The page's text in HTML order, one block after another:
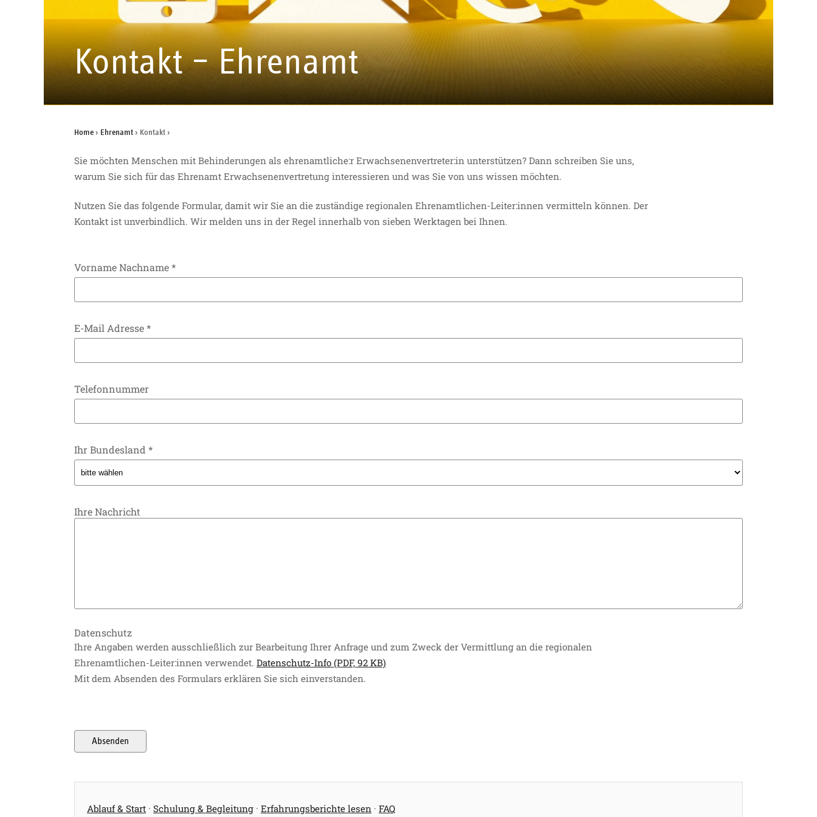
Kontakt – Ehrenamt
Home › Ehrenamt › Kontakt ›
Sie möchten Menschen mit Behinderungen als ehrenamtliche:r Erwachsenenvertreter:in unterstützen? Dann schreiben Sie uns,
warum Sie sich für das Ehrenamt Erwachsenenvertretung interessieren und was Sie von uns wissen möchten.
Nutzen Sie das folgende Formular, damit wir Sie an die zuständige regionalen Ehrenamtlichen-Leiter:innen vermitteln können. Der
Kontakt ist unverbindlich. Wir melden uns in der Regel innerhalb von sieben Werktagen bei Ihnen.
Vorname Nachname*
E-Mail Adresse*
Telefonnummer
Ihr Bundesland *
Ihre Nachricht
Datenschutz
Ihre Angaben werden ausschließlich zur Bearbeitung Ihrer Anfrage und zum Zweck der Vermittlung an die regionalen
Ehrenamtlichen-Leiter:innen verwendet. Datenschutz-Info (PDF, 92 KB)
Mit dem Absenden des Formulars erklären Sie sich einverstanden.
Absenden
Ablauf & Start · Schulung & Begleitung · Erfahrungsberichte lesen · FAQ